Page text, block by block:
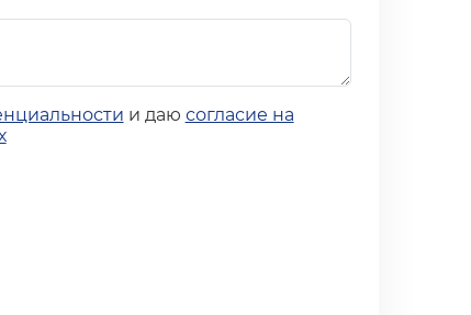
и даю согласие на